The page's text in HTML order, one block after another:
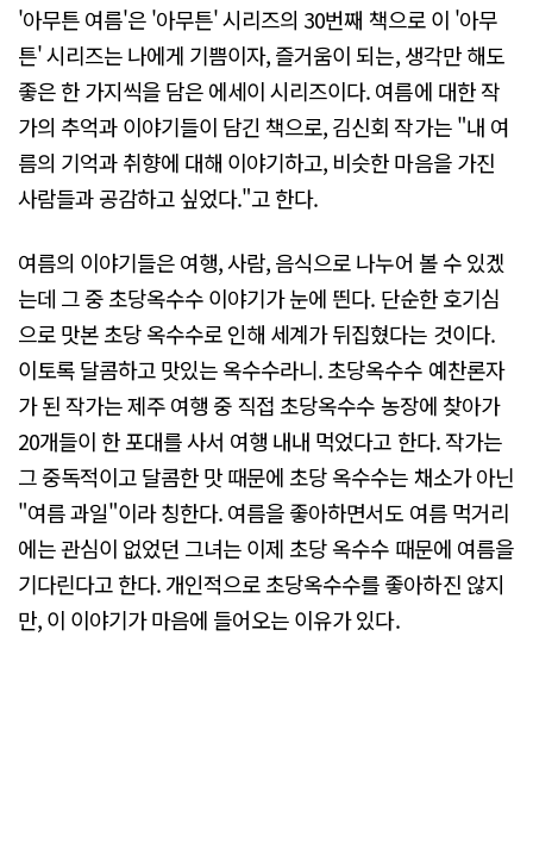
'아무튼 여름'은 '아무튼' 시리즈의 30번째 책으로 이 '아무
튼' 시리즈는 나에게 기쁨이자, 즐거움이 되는, 생각만 해도
좋은 한 가지씩을 담은 에세이 시리즈이다. 여름에 대한 작
가의 추억과 이야기들이 담긴 책으로, 김신회 작가는 "내 여
름의 기억과 취향에 대해 이야기하고, 비슷한 마음을 가진
사람들과 공감하고 싶었다."고 한다.
여름의 이야기들은 여행, 사람, 음식으로 나누어 볼 수 있겠
는데 그 중 초당옥수수 이야기가 눈에 띈다. 단순한 호기심
으로 맛본 초당 옥수수로 인해 세계가 뒤집혔다는 것이다.
이토록 달콤하고 맛있는 옥수수라니. 초당옥수수 예찬론자
가 된 작가는 제주 여행 중 직접 초당옥수수 농장에 찾아가
20개들이 한 포대를 사서 여행 내내 먹었다고 한다. 작가는
그 중독적이고 달콤한 맛 때문에 초당 옥수수는 채소가 아닌
"여름 과일"이라 칭한다. 여름을 좋아하면서도 여름 먹거리
에는 관심이 없었던 그녀는 이제 초당 옥수수 때문에 여름을
기다린다고 한다. 개인적으로 초당옥수수를 좋아하진 않지
만, 이 이야기가 마음에 들어오는 이유가 있다.